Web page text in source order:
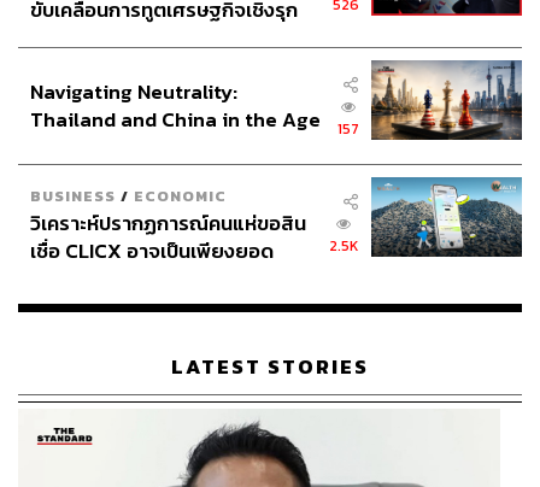
พิสูจน์อักษร: ชนเนตร ลอยครุฑ
TAGS: วัคซีนไวรัสโคโรนา วัคซีนโควิด-19
Sinovac
กระทรวงสาธารณสุข
อนุทิน ชาญวีรกูล
เดอะมอลล์
ABOUT THE AUTHOR
ขับเคลื่อนการทูตเศรษฐกิจเชิงรุก
526
Navigating Neutrality:
Thailand and China in the Age
157
BUSINESS / ECONOMIC
วิเคราะห์ปรากฏการณ์คนแห่ขอสิน
เชื่อ CLICX อาจเป็นเพียงยอด
เรือนไทยที่ถูกซุกไว้
2.5K
LATEST STORIES